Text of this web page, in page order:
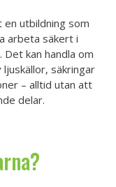
utbildning som
arbeta säkert i
kan handla om
säkringar
– alltid utan att
delar.